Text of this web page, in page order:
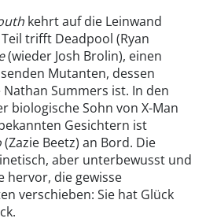
kehrt auf die Leinwand
trifft Deadpool (Ryan
(wieder Josh Brolin), einen
Mutanten, dessen
Summers ist. In den
biologische Sohn von X-Man
Gesichtern ist
(Zazie Beetz) an Bord. Die
aber unterbewusst und
hervor, die gewisse
verschieben: Sie hat Glück